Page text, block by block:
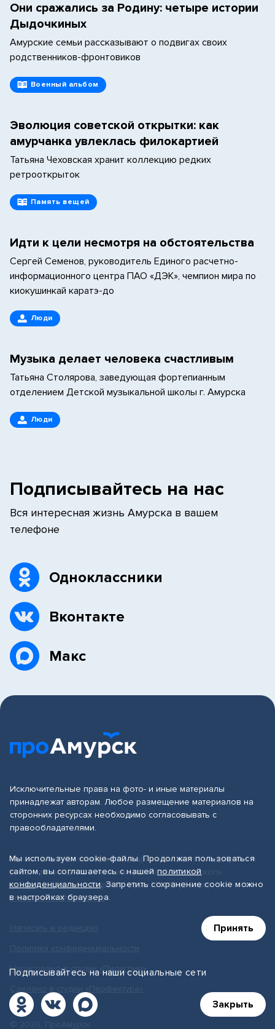
Они сражались за Родину: четыре истории
Дыдочкиных
Амурские семьи рассказывают о подвигах своих
родственников-фронтовиков
Военный альбом
Эволюция советской открытки: как
амурчанка увлеклась филокартией
Татьяна Чеховская хранит коллекцию редких
ретрооткрыток
Память вещей
Идти к цели несмотря на обстоятельства
Сергей Семенов, руководитель Единого расчетно-
информационного центра ПАО «ДЭК», чемпион мира по
киокушинкай каратэ-до
Люди
Музыка делает человека счастливым
Татьяна Столярова, заведующая фортепианным
отделением Детской музыкальной школы г. Амурска
Люди
Подписывайтесь на нас
Вся интересная жизнь Амурска в вашем
телефоне
Одноклассники
Вконтакте
Макс
Исключительные права на фото- и иные материалы
принадлежат авторам. Любое размещение материалов на
сторонних ресурсах необходимо согласовывать с
правообладателями.
Автономная некоммерческая организация по поддержке и
развитию общественных инициатив «Калейдоскоп»
г. Амурск, проспект Мира 19, офис № 219 (2 этаж)
proamursk.ru@yandex.ru
Нарисовано в студии «Пилигрим»
Мы используем cookie-файлы. Продолжая пользоваться
сайтом, вы соглашаетесь с нашей политикой
конфиденциальности. Запретить сохранение cookie можно
в настройках браузера.
Принять
Подписывайтесь на наши социальные сети
Закрыть